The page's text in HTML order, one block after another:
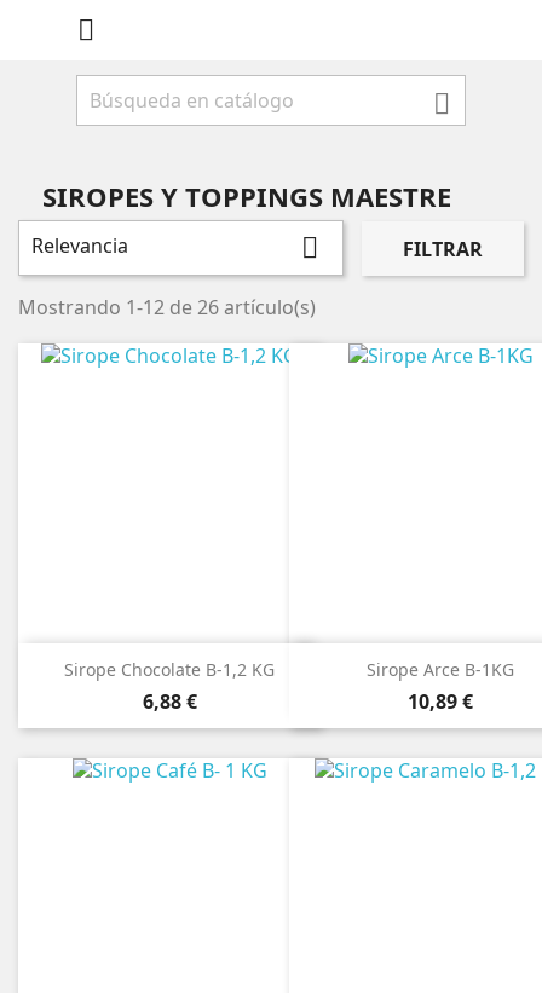


SIROPES Y TOPPINGS MAESTRE
Relevancia  FILTRAR
Mostrando 1-12 de 26 artículo(s)
Sirope Chocolate B-1,2 KG
Precio
6,88 €
Sirope Arce B-1KG
Precio
10,89 €